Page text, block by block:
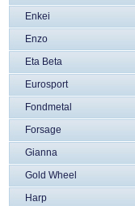
Enkei
Enzo
Eta Beta
Eurosport
Fondmetal
Forsage
Gianna
Gold Wheel
Harp